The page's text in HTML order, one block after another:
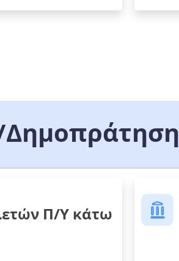
Π/Υ κάτω